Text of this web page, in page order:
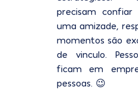
precisam
uma amizade,
momentos são
de vinculo.
ficam em
pessoas. 😉